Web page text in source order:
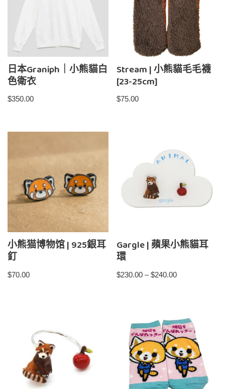
日本Graniph｜小熊貓白
色衛衣
$350.00
Stream | 小熊貓毛毛襪
[23-25cm]
$75.00
小熊猫博物馆 | 925銀耳
釘
$70.00
Gargle | 蘋果小熊貓耳
環
$230.00 – $240.00